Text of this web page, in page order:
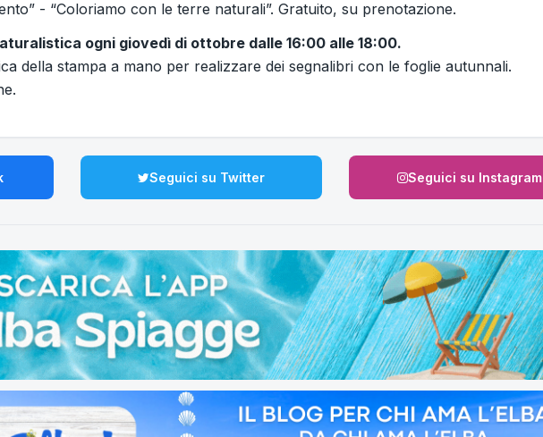
- “Coloriamo con le terre naturali”. Gratuito, su prenotazione.
ogni giovedì di ottobre dalle 16:00 alle 18:00.
della stampa a mano per realizzare dei segnalibri con le foglie autunnali.
Seguici su Twitter Seguici su Instagram